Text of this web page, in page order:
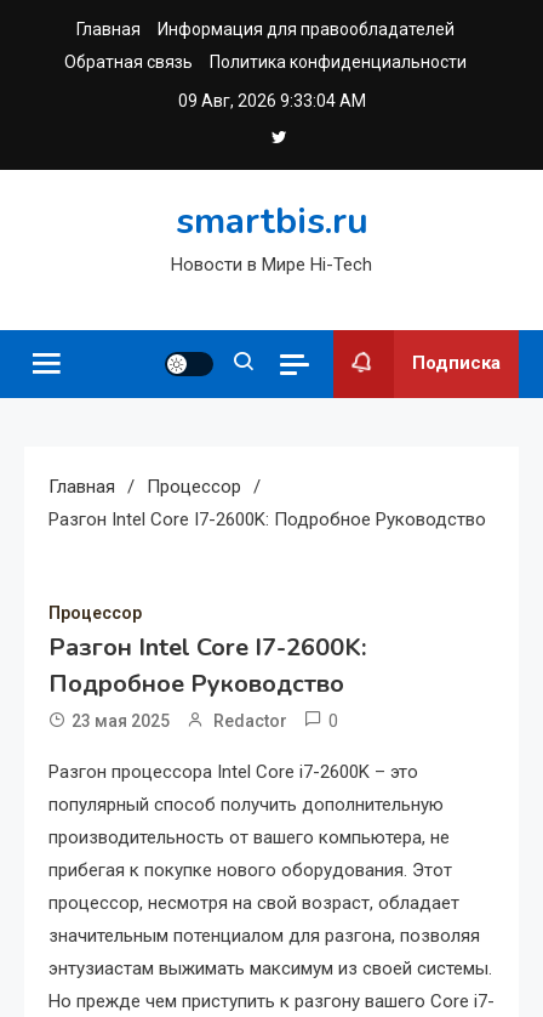
Главная
Информация для правообладателей
Обратная связь
Политика конфиденциальности
09 Авг, 2026 9:33:05 AM
smartbis.ru
Новости в Мире Hi-Tech
Подписка
Главная
Процессор
Разгон Intel Core I7-2600K: Подробное Руководство
Процессор
Разгон Intel Core I7-2600K:
Подробное Руководство
23 мая 2025 Redactor 0
Разгон процессора Intel Core i7-2600K – это
популярный способ получить дополнительную
производительность от вашего компьютера, не
прибегая к покупке нового оборудования. Этот
процессор, несмотря на свой возраст, обладает
значительным потенциалом для разгона, позволяя
энтузиастам выжимать максимум из своей системы.
Но прежде чем приступить к разгону вашего Core i7-